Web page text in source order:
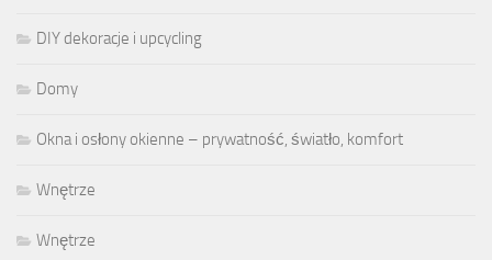
DIY dekoracje i upcycling
Domy
Okna i osłony okienne – prywatność, światło, komfort
Wnętrze
Wnętrze